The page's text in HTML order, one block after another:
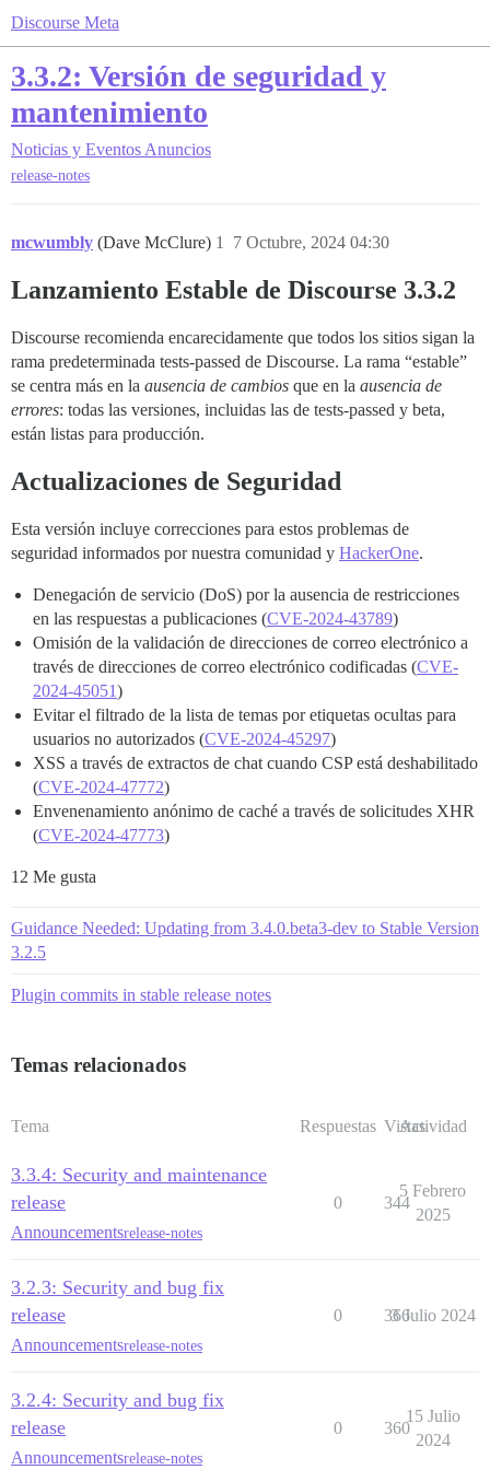
Discourse Meta
3.3.2: Versión de seguridad y
mantenimiento
Noticias y Eventos Anuncios
release-notes
mcwumbly (Dave McClure) 7 Octubre, 2024 04:30
1
Lanzamiento Estable de Discourse 3.3.2
Discourse recomienda encarecidamente que todos los sitios sigan la
rama predeterminada tests-passed de Discourse. La rama “estable”
se centra más en la ausencia de cambios que en la ausencia de
errores: todas las versiones, incluidas las de tests-passed y beta,
están listas para producción.
Actualizaciones de Seguridad
Esta versión incluye correcciones para estos problemas de
seguridad informados por nuestra comunidad y HackerOne.
Denegación de servicio (DoS) por la ausencia de restricciones
en las respuestas a publicaciones (CVE-2024-43789)
Omisión de la validación de direcciones de correo electrónico a
través de direcciones de correo electrónico codificadas (CVE-
2024-45051)
Evitar el filtrado de la lista de temas por etiquetas ocultas para
usuarios no autorizados (CVE-2024-45297)
XSS a través de extractos de chat cuando CSP está deshabilitado
(CVE-2024-47772)
Envenenamiento anónimo de caché a través de solicitudes XHR
(CVE-2024-47773)
12 Me gusta
Guidance Needed: Updating from 3.4.0.beta3-dev to Stable Version
3.2.5
Plugin commits in stable release notes
Temas relacionados
Tema Respuestas Vistas
Actividad
3.3.4: Security and maintenance
release
Announcementsrelease-notes
0 344
5 Febrero
2025
3.2.3: Security and bug fix
release
Announcementsrelease-notes
0 366
3 Julio 2024
3.2.4: Security and bug fix
release
Announcementsrelease-notes
0 360
15 Julio
2024